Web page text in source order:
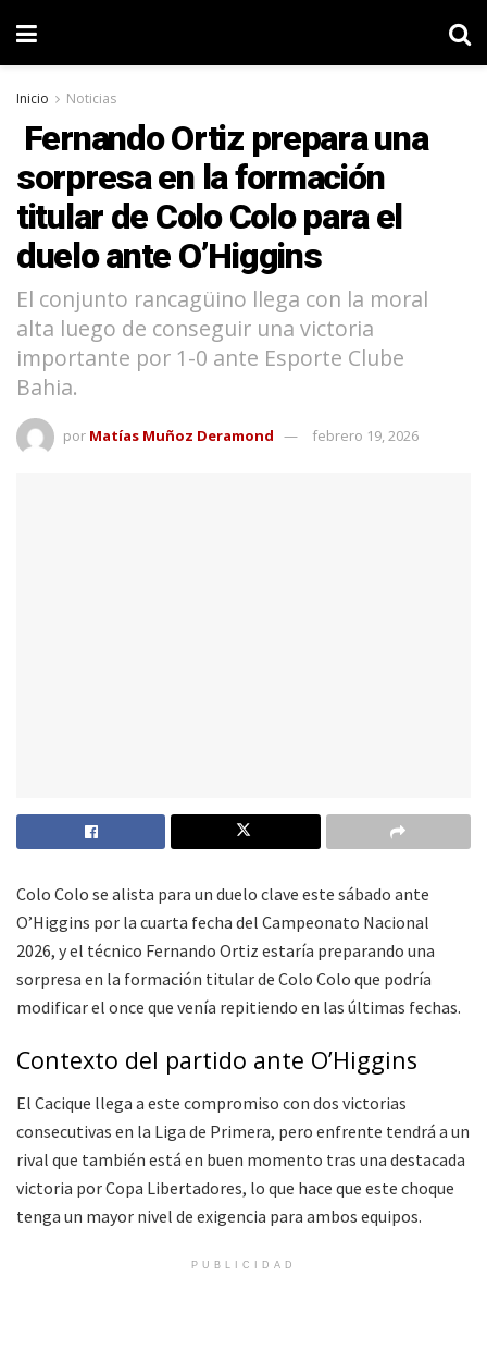
Inicio Noticias
Fernando Ortiz prepara una
sorpresa en la formación
titular de Colo Colo para el
duelo ante O’Higgins
El conjunto rancagüino llega con la moral
alta luego de conseguir una victoria
importante por 1-0 ante Esporte Clube
Bahia.
por Matías Muñoz Deramond febrero 19, 2026
Colo Colo se alista para un duelo clave este sábado ante
O’Higgins por la cuarta fecha del Campeonato Nacional
2026, y el técnico Fernando Ortiz estaría preparando una
sorpresa en la formación titular de Colo Colo que podría
modificar el once que venía repitiendo en las últimas fechas.
Contexto del partido ante O’Higgins
El Cacique llega a este compromiso con dos victorias
consecutivas en la Liga de Primera, pero enfrente tendrá a un
rival que también está en buen momento tras una destacada
victoria por Copa Libertadores, lo que hace que este choque
tenga un mayor nivel de exigencia para ambos equipos.
PUBLICIDAD